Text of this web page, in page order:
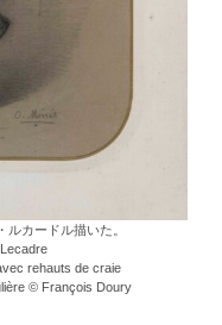
カードル描いた。
rehauts de craie
© François Doury